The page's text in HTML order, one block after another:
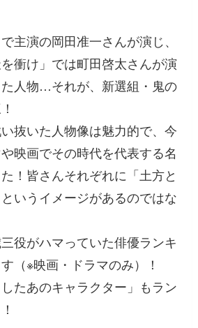
主演の岡田准一さんが演じ、
衝け」では町田啓太さんが演
人物…それが、新選組・鬼の
抜いた人物像は魅力的で、今
映画でその時代を代表する名
！皆さんそれぞれに「土方と
いうイメージがあるのではな
役がハマっていた俳優ランキ
（※映画・ドラマのみ）！
したあのキャラクター」もラン